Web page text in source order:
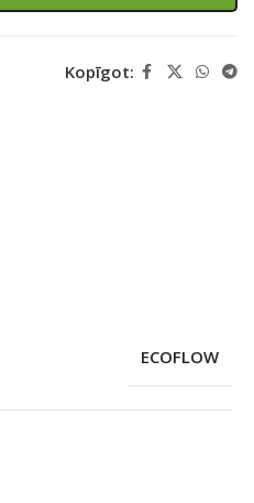
Kopīgot:
ECOFLOW